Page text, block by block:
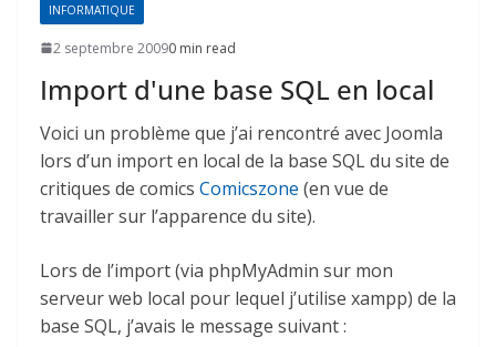
INFORMATIQUE
2 septembre 20090 min read
Import d'une base SQL en local
Voici un problème que j’ai rencontré avec Joomla
lors d’un import en local de la base SQL du site de
critiques de comics Comicszone (en vue de
travailler sur l’apparence du site).
Lors de l’import (via phpMyAdmin sur mon
serveur web local pour lequel j’utilise xampp) de la
base SQL, j’avais le message suivant :